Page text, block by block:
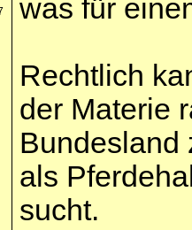
was für
Rechtlich
der Materie
Bundesland
als
sucht.